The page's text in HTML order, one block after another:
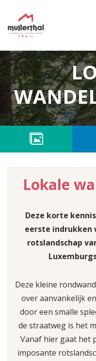
Lokale
Deze korte
eerste indrukken
rotslandschap
Deze kleine
over aanvankelijk
door een smalle
de straatweg is het
Vanaf hier gaat het
imposante